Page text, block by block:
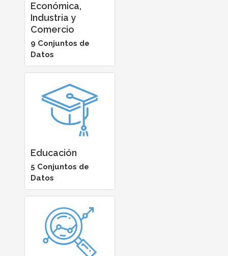
Económica,
Industria y
Comercio
9 Conjuntos de
Datos
Educación
5 Conjuntos de
Datos